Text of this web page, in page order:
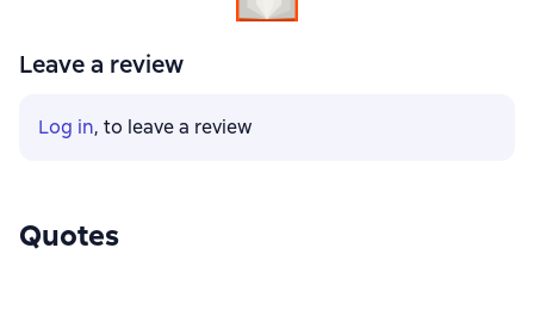
Leave a review
Log in, to leave a review
Quotes